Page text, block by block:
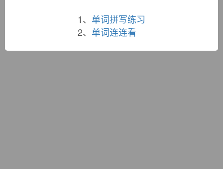
1、 单词拼写练习
2、 单词连连看